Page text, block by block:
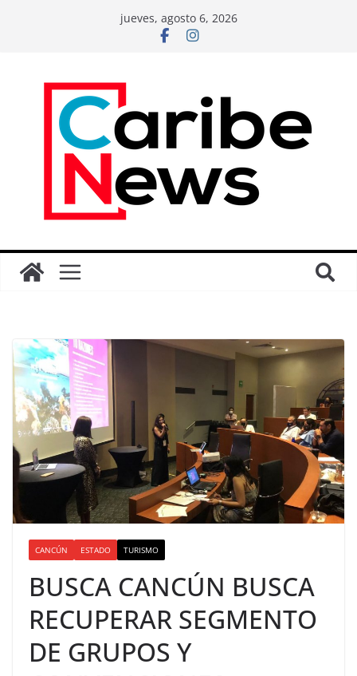
jueves, agosto 6, 2026
CANCÚN ESTADO TURISMO
BUSCA CANCÚN BUSCA
RECUPERAR SEGMENTO
DE GRUPOS Y